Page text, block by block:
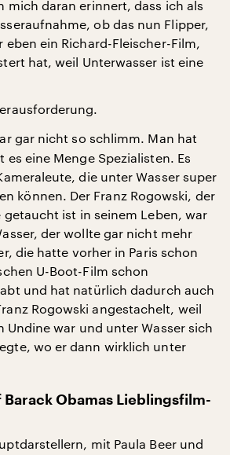
mich daran erinnert, dass ich als
ob das nun Flipper,
eben ein Richard-Fleischer-Film,
hat, weil Unterwasser ist eine
gar nicht so schlimm. Man hat
es eine Menge Spezialisten. Es
die unter Wasser super
können. Der Franz Rogowski, der
ist in seinem Leben, war
der wollte gar nicht mehr
die hatte vorher in Paris schon
U-Boot-Film schon
und hat natürlich dadurch auch
Rogowski angestachelt, weil
Undine war und unter Wasser sich
wo er dann wirklich unter
Barack Obamas Lieblingsfilm-
mit Paula Beer und